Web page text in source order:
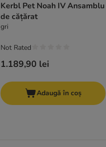
Kerbl Pet Noah IV Ansamblu
de cățărat
gri
1.189,90 lei
Not Rated
Adaugă în coș